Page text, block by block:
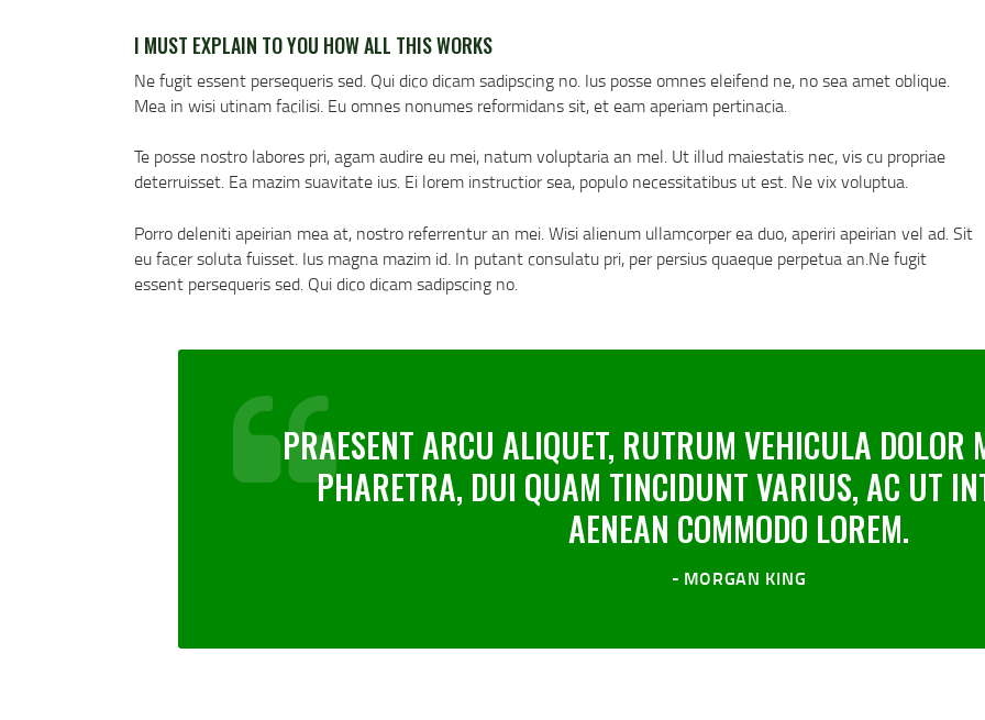
I MUST EXPLAIN TO YOU HOW ALL THIS WORKS
Ne fugit essent persequeris sed. Qui dico dicam sadipscing no. Ius posse omnes eleifend ne, no sea amet oblique.
Mea in wisi utinam facilisi. Eu omnes nonumes reformidans sit, et eam aperiam pertinacia.
Te posse nostro labores pri, agam audire eu mei, natum voluptaria an mel. Ut illud maiestatis nec, vis cu propriae
deterruisset. Ea mazim suavitate ius. Ei lorem instructior sea, populo necessitatibus ut est. Ne vix voluptua.
Porro deleniti apeirian mea at, nostro referrentur an mei. Wisi alienum ullamcorper ea duo, aperiri apeirian vel ad. Sit
eu facer soluta fuisset. Ius magna mazim id. In putant consulatu pri, per persius quaeque perpetua an.Ne fugit
essent persequeris sed. Qui dico dicam sadipscing no.
PRAESENT ARCU ALIQUET, RUTRUM VEHICULA DOLOR
PHARETRA, DUI QUAM TINCIDUNT VARIUS, AC UT
AENEAN COMMODO LOREM.
MORGAN KING